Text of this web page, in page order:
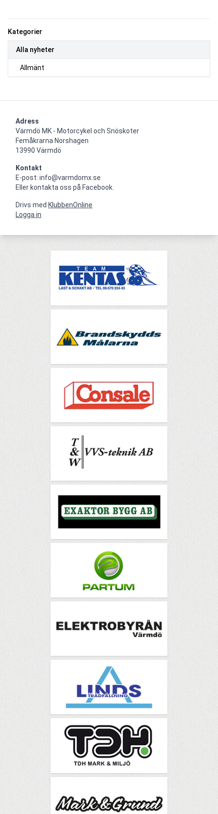
Kategorier
Alla nyheter
Allmänt
Adress
Värmdö MK - Motorcykel och Snöskoter
Femåkrarna Norshagen
13990 Värmdö
Kontakt
E-post: info@varmdomx.se
Eller kontakta oss på Facebook.
Drivs med KlubbenOnline
Logga in